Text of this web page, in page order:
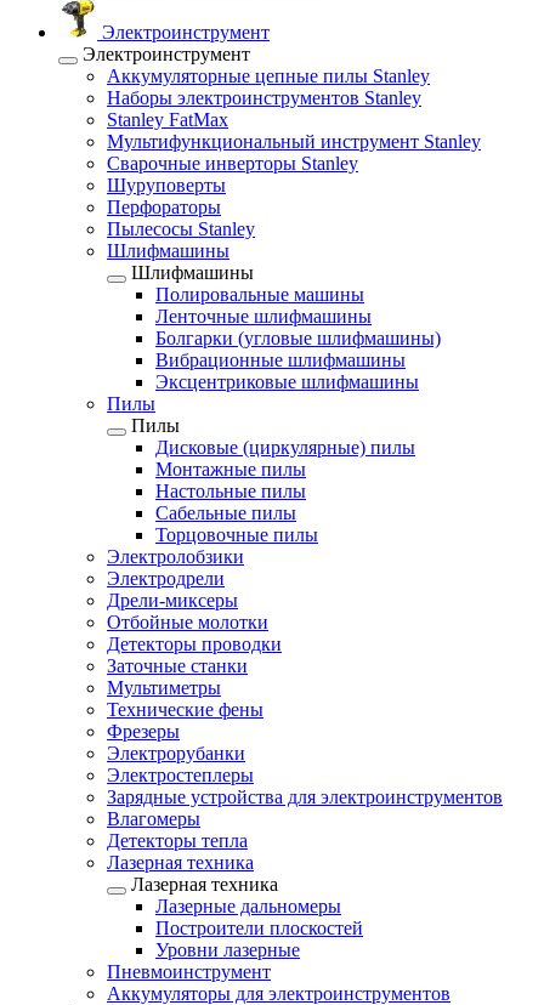
Электроинструмент
Электроинструмент
Аккумуляторные цепные пилы Stanley
Наборы электроинструментов Stanley
Stanley FatMax
Мультифункциональный инструмент Stanley
Сварочные инверторы Stanley
Шуруповерты
Перфораторы
Пылесосы Stanley
Шлифмашины
Шлифмашины
Полировальные машины
Ленточные шлифмашины
Болгарки (угловые шлифмашины)
Вибрационные шлифмашины
Эксцентриковые шлифмашины
Пилы
Пилы
Дисковые (циркулярные) пилы
Монтажные пилы
Настольные пилы
Сабельные пилы
Торцовочные пилы
Электролобзики
Электродрели
Дрели-миксеры
Отбойные молотки
Детекторы проводки
Заточные станки
Мультиметры
Технические фены
Фрезеры
Электрорубанки
Электростеплеры
Зарядные устройства для электроинструментов
Влагомеры
Детекторы тепла
Лазерная техника
Лазерная техника
Лазерные дальномеры
Построители плоскостей
Уровни лазерные
Пневмоинструмент
Аккумуляторы для электроинструментов